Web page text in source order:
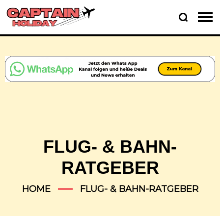
FLUG- & BAHN-
RATGEBER
HOME FLUG- & BAHN-RATGEBER